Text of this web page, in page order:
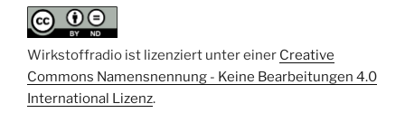
Wirkstoffradio ist lizenziert unter einer Creative
Commons Namensnennung - Keine Bearbeitungen 4.0
International Lizenz.